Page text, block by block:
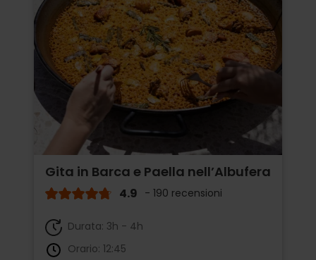
Gita in Barca e Paella nell’Albufera
4.9 - 190 recensioni
Durata: 3h - 4h
Orario: 12:45